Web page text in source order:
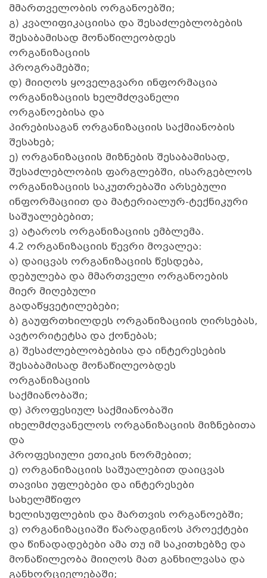
მმართველობის ორგანოებში;
გ) კვალიფიკაციისა და შესაძლებლობების
შესაბამისად მონაწილეობდეს
ორგანიზაციის
პროგრამებში;
დ) მიიღოს ყოველგვარი ინფორმაცია
ორგანიზაციის ხელმძღვანელი
ორგანოებისა და
პირებისაგან ორგანიზაციის საქმიანობის
შესახებ;
ე) ორგანიზაციის მიზნების შესაბამისად,
შესაძლებლობის ფარგლებში, ისარგებლოს
ორგანიზაციის საკუთრებაში არსებული
ინფორმაციით და მატერიალურ-ტექნიკური
საშუალებებით;
ვ) ატაროს ორგანიზაციის ემბლემა.
4.2 ორგანიზაციის წევრი მოვალეა:
ა) დაიცვას ორგანიზაციის წესდება,
დებულება და მმართველი ორგანოების
მიერ მიღებული
გადაწყვეტილებები;
ბ) გაუფრთხილდეს ორგანიზაციის ღირსებას,
ავტორიტეტსა და ქონებას;
გ) შესაძლებლობებისა და ინტერესების
შესაბამისად მონაწილეობდეს
ორგანიზაციის
საქმიანობაში;
დ) პროფესიულ საქმიანობაში
იხელმძღვანელოს ორგანიზაციის მიზნებითა
და
პროფესიული ეთიკის ნორმებით;
ე) ორგანიზაციის საშუალებით დაიცვას
თავისი უფლებები და ინტერესები
სახელმწიფო
ხელისუფლების და მართვის ორგანოებში;
ვ) ორგანიზაციაში წარადგინოს პროექტები
და წინადადებები ამა თუ იმ საკითხებზე და
მონაწილეობა მიიღოს მათ განხილვასა და
განხორციელებაში;